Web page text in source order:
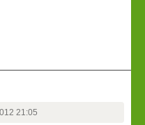
21:05